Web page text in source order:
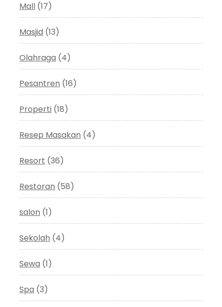
Mall (17)
Masjid (13)
Olahraga (4)
Pesantren (16)
Properti (18)
Resep Masakan (4)
Resort (36)
Restoran (58)
salon (1)
Sekolah (4)
Sewa (1)
Spa (3)